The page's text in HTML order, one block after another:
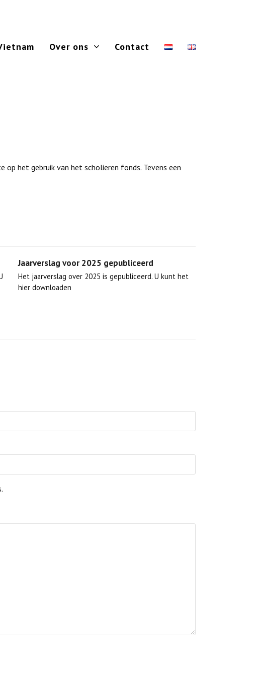
Over ons Contact
het gebruik van het scholieren fonds. Tevens een
Jaarverslag voor 2025 gepubliceerd
Het jaarverslag over 2025 is gepubliceerd. U kunt het
hier downloaden